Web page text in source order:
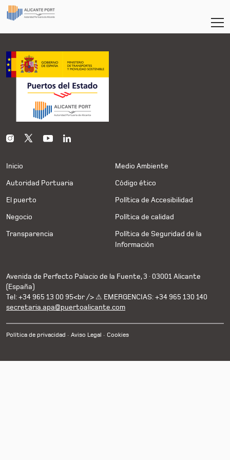
Inicio
Autoridad Portuaria
El puerto
Negocio
Transparencia
Medio Ambiente
Código ético
Política de Accesibilidad
Política de calidad
Política de Seguridad de la
Información
Avenida de Perfecto Palacio de la Fuente, 3 · 03001 Alicante
(España)
Tel: +34 965 13 00 95<br /> ⚠ EMERGENCIAS: +34 965 130 140
secretaria.apa@puertoalicante.com
Política de privacidad Aviso Legal Cookies